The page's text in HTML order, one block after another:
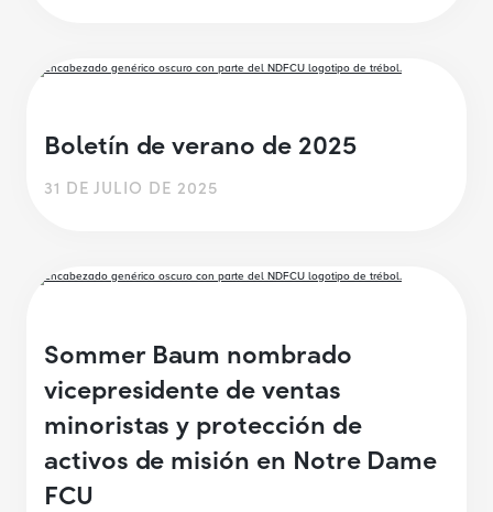
Boletín de verano de 2025
31 DE JULIO DE 2025
Sommer Baum nombrado
vicepresidente de ventas
minoristas y protección de
activos de misión en Notre Dame
FCU